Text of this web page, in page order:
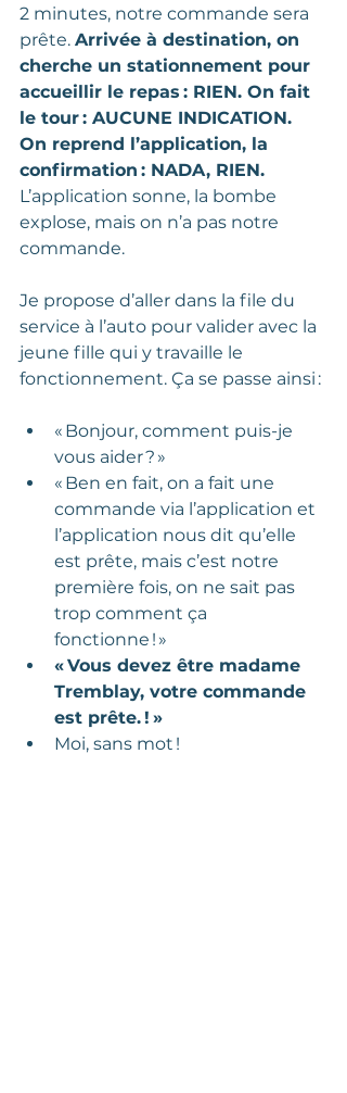
2 minutes, notre commande sera
prête. Arrivée à destination, on
cherche un stationnement pour
accueillir le repas : RIEN. On fait
le tour : AUCUNE INDICATION.
On reprend l’application, la
confirmation : NADA, RIEN.
L’application sonne, la bombe
explose, mais on n’a pas notre
commande.
Je propose d’aller dans la file du
service à l’auto pour valider avec la
jeune fille qui y travaille le
fonctionnement. Ça se passe ainsi :
« Bonjour, comment puis-je
vous aider ? »
« Ben en fait, on a fait une
commande via l’application et
l’application nous dit qu’elle
est prête, mais c’est notre
première fois, on ne sait pas
trop comment ça
fonctionne ! »
« Vous devez être madame
Tremblay, votre commande
est prête. ! »
Moi, sans mot !